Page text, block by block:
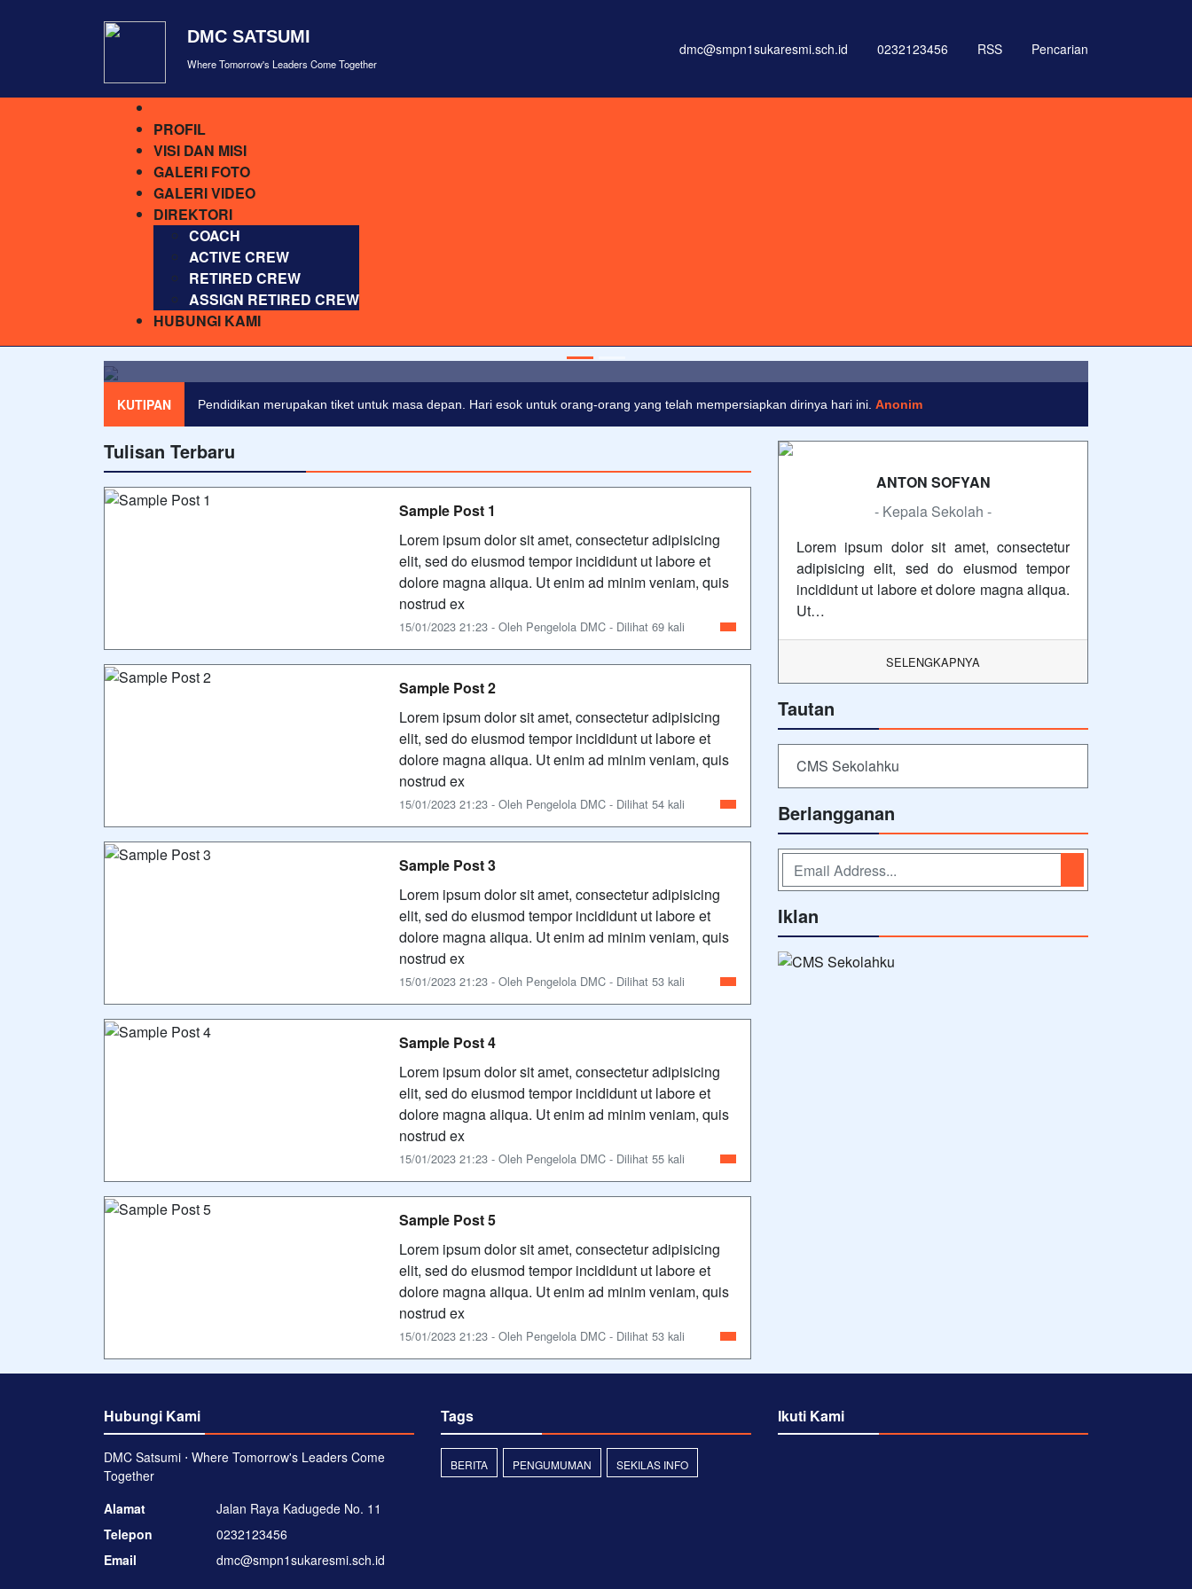
DMC SATSUMI
Where Tomorrow's Leaders Come Together
dmc@smpn1sukaresmi.sch.id 0232123456 RSS Pencarian
PROFIL
VISI DAN MISI
GALERI FOTO
GALERI VIDEO
DIREKTORI
COACH
ACTIVE CREW
RETIRED CREW
ASSIGN RETIRED CREW
HUBUNGI KAMILorem ipsum dolor sit amet, consectetur adipisicing elit, sed do eiusmod tempor incididunt ut labore et dolore magna aliqua
KUTIPAN Pendidikan merupakan tiket untuk masa depan. Hari esok untuk orang-orang yang telah mempersiapkan dirinya hari ini. Anonim
Tulisan Terbaru
Sample Post 1
Lorem ipsum dolor sit amet, consectetur adipisicing
elit, sed do eiusmod tempor incididunt ut labore et
dolore magna aliqua. Ut enim ad minim veniam, quis
nostrud ex
15/01/2023 21:23 - Oleh Pengelola DMC - Dilihat 69 kali
Sample Post 2
Lorem ipsum dolor sit amet, consectetur adipisicing
elit, sed do eiusmod tempor incididunt ut labore et
dolore magna aliqua. Ut enim ad minim veniam, quis
nostrud ex
15/01/2023 21:23 - Oleh Pengelola DMC - Dilihat 54 kali
Sample Post 3
Lorem ipsum dolor sit amet, consectetur adipisicing
elit, sed do eiusmod tempor incididunt ut labore et
dolore magna aliqua. Ut enim ad minim veniam, quis
nostrud ex
15/01/2023 21:23 - Oleh Pengelola DMC - Dilihat 53 kali
Sample Post 4
Lorem ipsum dolor sit amet, consectetur adipisicing
elit, sed do eiusmod tempor incididunt ut labore et
dolore magna aliqua. Ut enim ad minim veniam, quis
nostrud ex
15/01/2023 21:23 - Oleh Pengelola DMC - Dilihat 55 kali
Sample Post 5
Lorem ipsum dolor sit amet, consectetur adipisicing
elit, sed do eiusmod tempor incididunt ut labore et
dolore magna aliqua. Ut enim ad minim veniam, quis
nostrud ex
15/01/2023 21:23 - Oleh Pengelola DMC - Dilihat 53 kali
ANTON SOFYAN
- Kepala Sekolah -
Lorem ipsum dolor sit amet, consectetur
adipisicing elit, sed do eiusmod tempor
incididunt ut labore et dolore magna aliqua.
Ut…
SELENGKAPNYA
Tautan
CMS Sekolahku
Berlangganan
Iklan
Hubungi Kami
DMC Satsumi ⋅ Where Tomorrow's Leaders Come
Together
Alamat
Jalan Raya Kadugede No. 11
Telepon
0232123456
Email
dmc@smpn1sukaresmi.sch.id
Tags
BERITA PENGUMUMAN SEKILAS INFO
Ikuti Kami